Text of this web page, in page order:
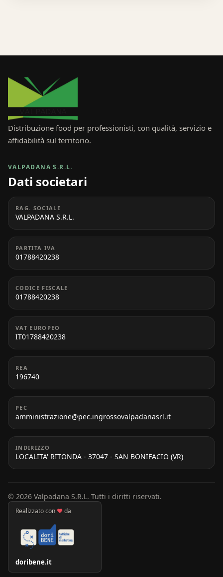
Distribuzione food per professionisti, con qualità, servizio e
affidabilità sul territorio.
VALPADANA S.R.L.
Dati societari
RAG. SOCIALE
VALPADANA S.R.L.
PARTITA IVA
01788420238
CODICE FISCALE
01788420238
VAT EUROPEO
IT01788420238
REA
196740
PEC
amministrazione@pec.ingrossovalpadanasrl.it
INDIRIZZO
LOCALITA' RITONDA - 37047 - SAN BONIFACIO (VR)
© 2026 Valpadana S.R.L. Tutti i diritti riservati.
Realizzato con ♥da
doribene.it